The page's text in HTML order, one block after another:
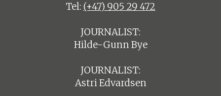
Tel: (+47) 905 29 472
JOURNALIST:
Hilde-Gunn Bye
JOURNALIST:
Astri Edvardsen